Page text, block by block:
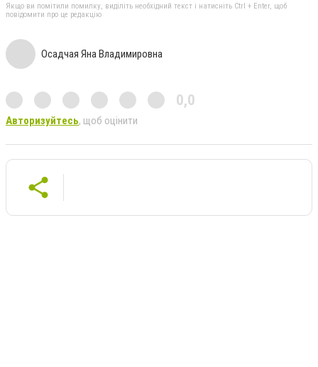
Якщо ви помітили помилку, виділіть необхідний текст і натисніть Ctrl + Enter, щоб
повідомити про це редакцію
Осадчая Яна Владимировна
0,0
Авторизуйтесь, щоб оцінити